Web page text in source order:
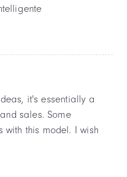
it's essentially a
sales. Some
with this model. I wish